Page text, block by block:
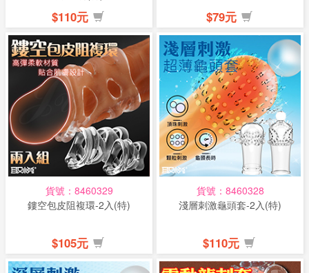
$110元 $79元
貨號：8460329
鏤空包皮阻複環-2入(特)
$105元
貨號：8460328
淺層刺激龜頭套-2入(特)
$110元